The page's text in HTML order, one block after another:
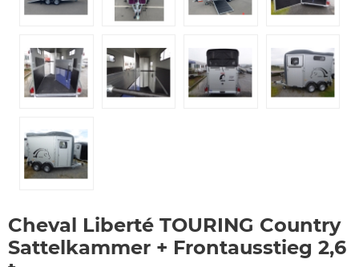
Cheval Liberté TOURING Country
Sattelkammer + Frontausstieg 2,6